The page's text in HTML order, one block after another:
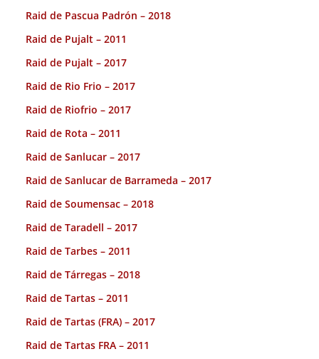
Raid de Pascua Padrón – 2018
Raid de Pujalt – 2011
Raid de Pujalt – 2017
Raid de Rio Frio – 2017
Raid de Riofrio – 2017
Raid de Rota – 2011
Raid de Sanlucar – 2017
Raid de Sanlucar de Barrameda – 2017
Raid de Soumensac – 2018
Raid de Taradell – 2017
Raid de Tarbes – 2011
Raid de Tárregas – 2018
Raid de Tartas – 2011
Raid de Tartas (FRA) – 2017
Raid de Tartas FRA – 2011